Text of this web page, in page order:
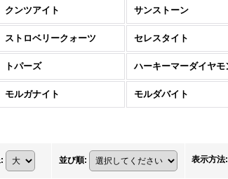
クンツアイト サンストーン
ストロベリークォーツ セレスタイト
トパーズ
モルガナイト モルダバイト
: 並び順: 表示方法: